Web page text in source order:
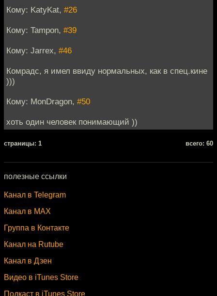
Кому: KatyKat, #26
Кому: Tampon, #39
Кому: Jarrex, #46
Комрадс, я имел ввиду нормальных, как в спец.кине
)))
Кому: MonDragon, #50
хоть один человек понимающий ))
cтраницы: 1 всего: 60
полезные ссылки
Канал в Telegram
Канал в MAX
Группа в Контакте
Канал на Rutube
Канал в Дзен
Видео в iTunes Store
Подкаст в iTunes Store